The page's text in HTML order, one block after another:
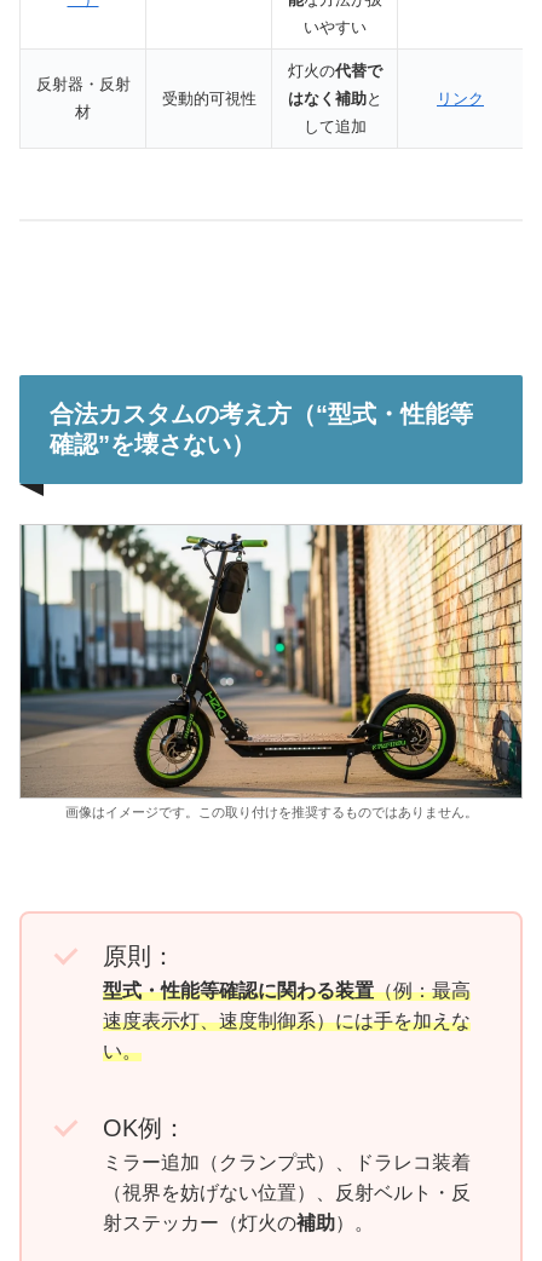
いやすい
反射器・反射
材
受動的可視性
灯火の代替で
はなく補助と
して追加
リンク
合法カスタムの考え方（“型式・性能等
確認”を壊さない）
画像はイメージです。この取り付けを推奨するものではありません。
原則：
型式・性能等確認に関わる装置（例：最高
速度表示灯、速度制御系）には手を加えな
い。
OK例：
ミラー追加（クランプ式）、ドラレコ装着
（視界を妨げない位置）、反射ベルト・反
射ステッカー（灯火の補助）。